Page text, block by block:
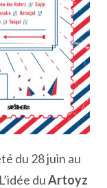
du 28 juin au
duArtoyz